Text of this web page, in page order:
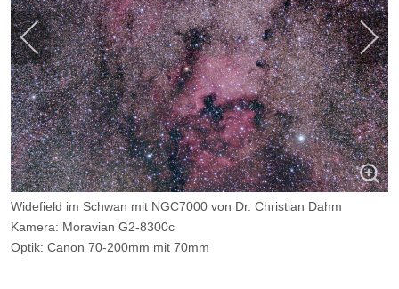
Widefield im Schwan mit NGC7000 von Dr. Christian Dahm
Kamera: Moravian G2-8300c
Optik: Canon 70-200mm mit 70mm